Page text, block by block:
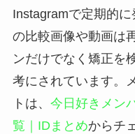
Instagramで定期的
の比較画像や動画は
ンだけでなく矯正を
考にされています。
トは、 今日好きメン
覧｜IDまとめからチ